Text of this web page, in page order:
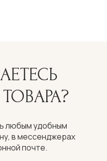
любым удобным
в мессенджерах
почте.